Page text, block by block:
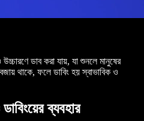
ডাব করা যায়, যা শুনলে মানুষের
থাকে, ফলে ডাবিং হয় স্বাভাবিক ও
ব্যবহার